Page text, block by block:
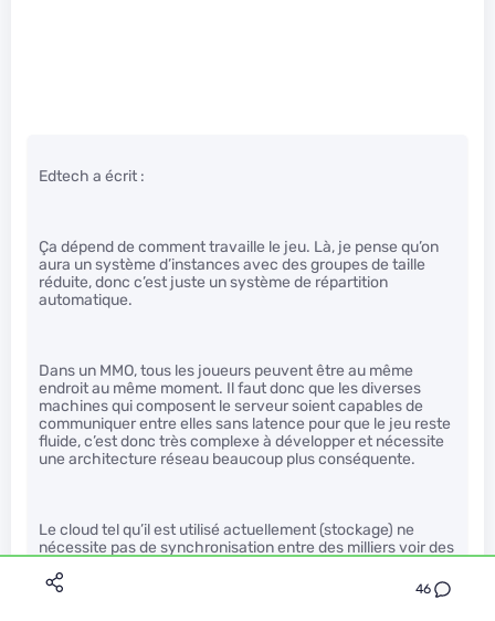
46
Edtech a écrit :
Ça dépend de comment travaille le jeu. Là, je pense qu’on
aura un système d’instances avec des groupes de taille
réduite, donc c’est juste un système de répartition
automatique.
Dans un MMO, tous les joueurs peuvent être au même
endroit au même moment. Il faut donc que les diverses
machines qui composent le serveur soient capables de
communiquer entre elles sans latence pour que le jeu reste
fluide, c’est donc très complexe à développer et nécessite
une architecture réseau beaucoup plus conséquente.
Le cloud tel qu’il est utilisé actuellement (stockage) ne
nécessite pas de synchronisation entre des milliers voir des